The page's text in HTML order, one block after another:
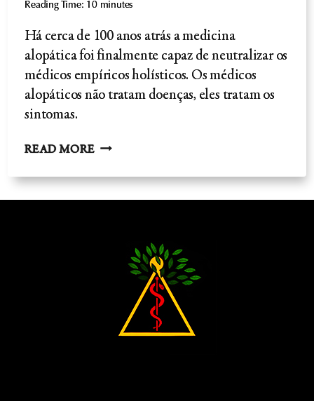
Reading Time: 10 minutes
Há cerca de 100 anos atrás a medicina
alopática foi finalmente capaz de neutralizar os
médicos empíricos holísticos. Os médicos
alopáticos não tratam doenças, eles tratam os
sintomas.
READ MOREMEDICAMENTO
-